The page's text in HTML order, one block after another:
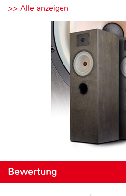
>> Alle anzeigen
Bewertung